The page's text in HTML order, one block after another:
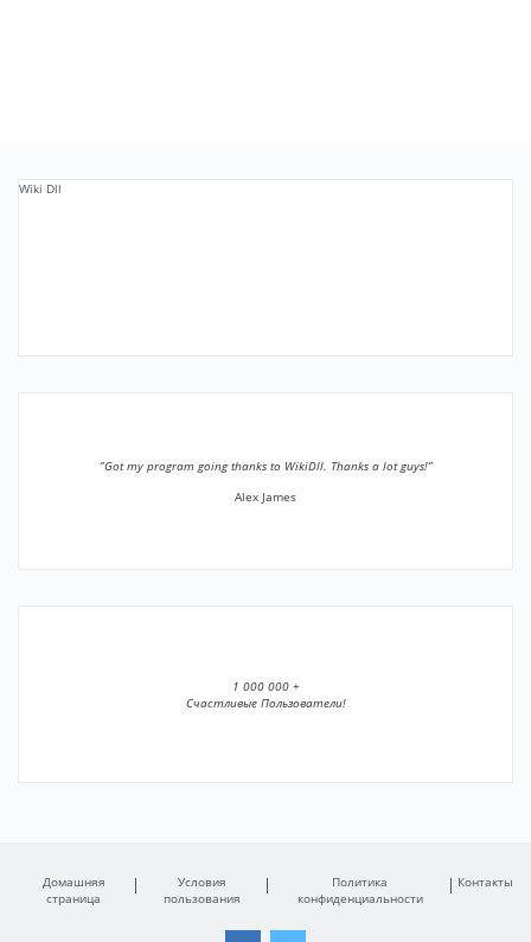
Wiki Dll
”Got my program going thanks to WikiDll. Thanks a lot guys!”
Alex James
1 000 000 +
Счастливые Пользователи!
Домашняя
страница
Условия
пользования
Политика
конфиденциальности
Контакты